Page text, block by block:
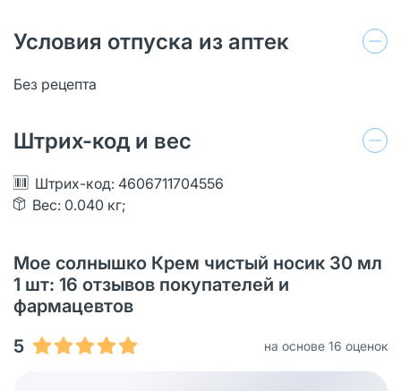
Условия отпуска из аптек
Без рецепта
Штрих-код и вес
Штрих-код: 4606711704556
Вес: 0.040 кг;
Мое солнышко Крем чистый носик 30 мл
1 шт: 16 отзывов покупателей и
фармацевтов
5
на основе 16 оценок